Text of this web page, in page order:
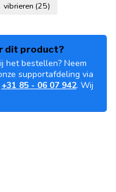
vibrieren (25)
dit product?
het bestellen? Neem
supportafdeling via
+31 85 - 06 07 942. Wij